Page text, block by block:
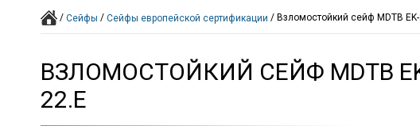
/Сейфы /Сейфы европейской сертификации /Взломостойкий сейф MDTB
ВЗЛОМОСТОЙКИЙ СЕЙФ MDTB
22.E